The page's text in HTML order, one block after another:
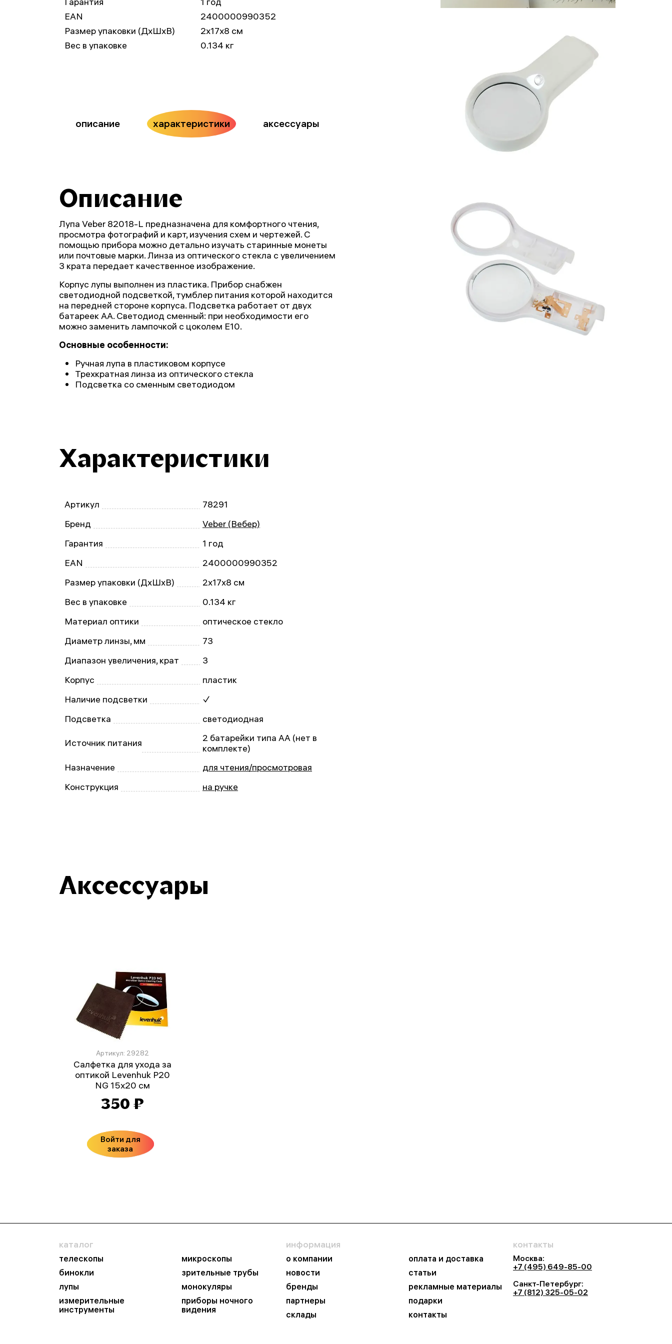
EAN
2400000990352
Размер упаковки (ДxШxВ)
2x17x8 см
Вес в упаковке
0.134 кг
описание характеристики аксессуары
Описание
Лупа Veber 82018-L предназначена для комфортного чтения,
просмотра фотографий и карт, изучения схем и чертежей. С
помощью прибора можно детально изучать старинные монеты
или почтовые марки. Линза из оптического стекла с увеличением
3 крата передает качественное изображение.
Корпус лупы выполнен из пластика. Прибор снабжен
светодиодной подсветкой, тумблер питания которой находится
на передней стороне корпуса. Подсветка работает от двух
батареек АА. Светодиод сменный: при необходимости его
можно заменить лампочкой с цоколем Е10.
Основные особенности:
Ручная лупа в пластиковом корпусе
Трехкратная линза из оптического стекла
Подсветка со сменным светодиодом
Характеристики
Артикул
78291
Бренд
Veber (Вебер)
Гарантия
1 год
EAN
2400000990352
Размер упаковки (ДxШxВ)
2x17x8 см
Вес в упаковке
0.134 кг
Материал оптики
оптическое стекло
Диаметр линзы, мм
73
Диапазон увеличения, крат
3
Корпус
пластик
Наличие подсветки
✓
Подсветка
светодиодная
Источник питания
2 батарейки типа AA (нет в
комплекте)
Назначение
для чтения/просмотровая
Конструкция
на ручке
Аксессуары
Артикул: 29282
Салфетка для ухода за
оптикой Levenhuk P20
NG 15x20 см
350 ₽
Войти для
заказа
каталог
телескопы
микроскопы
бинокли
зрительные трубы
лупы
монокуляры
измерительные
инструменты
приборы ночного
видения
информация
о компании
оплата и доставка
новости
статьи
бренды
рекламные материалы
партнеры
подарки
склады
контакты
контакты
Москва:
+7 (495) 649-85-00
Санкт-Петербург:
+7 (812) 325-05-02